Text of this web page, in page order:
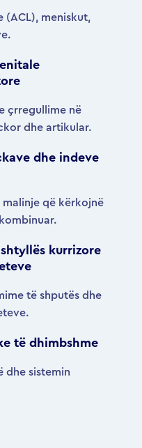
(ACL), meniskut,
çrregullime në
dhe artikular.
dhe indeve
malinje që kërkojnë
kurrizore
të shputës dhe
të dhimbshme
dhe sistemin